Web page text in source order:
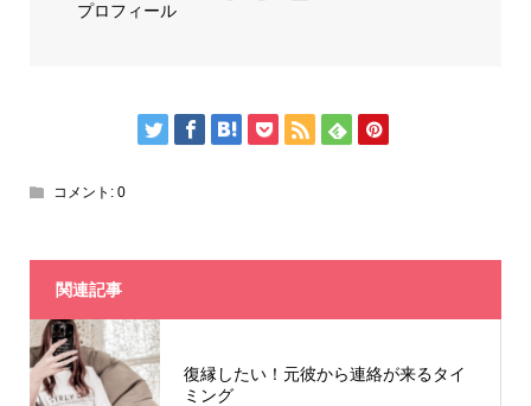
プロフィール
コメント: 0
関連記事
復縁したい！元彼から連絡が来るタイ
ミング